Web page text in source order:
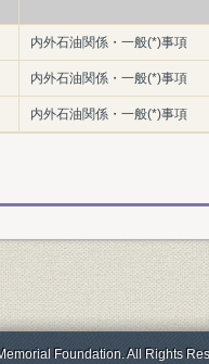
内外石油関係・一般(*)事項
内外石油関係・一般(*)事項
内外石油関係・一般(*)事項
Foundation. All Rights